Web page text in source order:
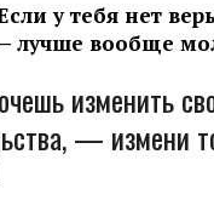
у тебя нет
лучше вообще
изменить
— измени